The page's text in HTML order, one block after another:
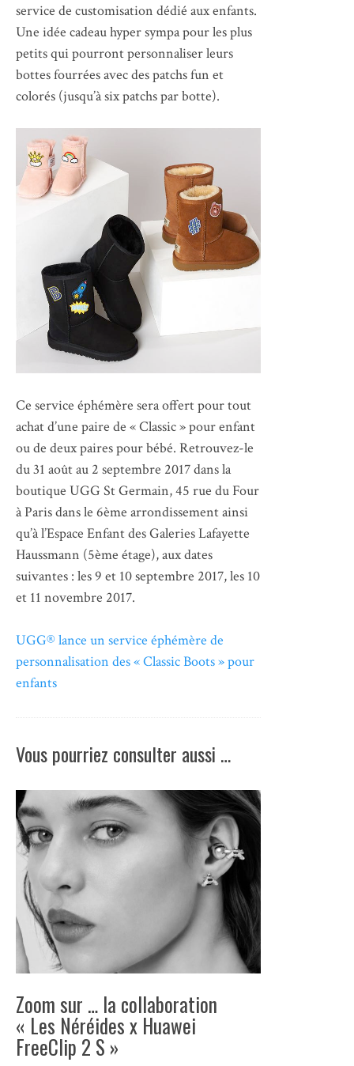
service de customisation dédié aux enfants.
Une idée cadeau hyper sympa pour les plus
petits qui pourront personnaliser leurs
bottes fourrées avec des patchs fun et
colorés (jusqu’à six patchs par botte).
Ce service éphémère sera offert pour tout
achat d’une paire de « Classic » pour enfant
ou de deux paires pour bébé. Retrouvez-le
du 31 août au 2 septembre 2017 dans la
boutique UGG St Germain, 45 rue du Four
à Paris dans le 6ème arrondissement ainsi
qu’à l’Espace Enfant des Galeries Lafayette
Haussmann (5ème étage), aux dates
suivantes : les 9 et 10 septembre 2017, les 10
et 11 novembre 2017.
UGG® lance un service éphémère de
personnalisation des « Classic Boots » pour
enfants
Vous pourriez consulter aussi …
Zoom sur … la collaboration
« Les Néréides x Huawei
FreeClip 2 S »